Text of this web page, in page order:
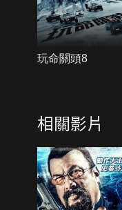
玩命關頭8
相關影片